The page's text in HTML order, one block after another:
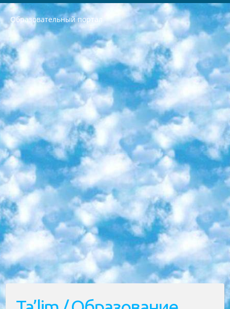
Образовательный портал
РЕСПУБЛИКА УЗБЕКИСТАН МИНИСТРЕРСТВО ДОШКОЛЬНОГО И ШКОЛЬНОГО ОБРАЗОВАНИЯ КОМАНДА в общеобразовательных учреждениях в 2023-2024 учебном году организация и проведение итоговой государственной аттестации обучающихся о Министра дошкольного и школьного образования Республики Узбекистан от 4 марта 2008 года (постановлением Минюста от 20 марта 2008 года № 1778 государственной регистрации) «Итоговое состояние учащихся общего среднего образования на основании положения об утверждении положения об аттестации общего среднего образования выпускной экзамен студентов в образовательных учреждениях в 2023-2024 учебном году В целях организации и прохождения аттестации приказываю: 1. Следующее: перечень предметов, по которым будет проводиться итоговая государственная аттестация и экзамен формы перевода согласно приложению 1; сертификаты международного образца, оценивающие уровень владения иностранными языками перечень согласно приложению 2; 2. Педагогический при специализированных образовательных учреждениях. научно-практический центр квалификации и международной оценки (Д.Давидова) 2024 г. До 25 марта: задания по предметам, по которым будет проводиться итоговая аттестация разработка и утверждение технических условий; итоговая аттестация на основании разработанного предметного задания разработка вопросов по предметам (устно и письменно), экзамен передача; общеобразовательные средние школы и специальные учебные заведения учащиеся выпускных классов школ и интернатов в агентской системе подготовка базы данных экзаменационных материалов и критериев оценки; перевод базы экзаменационных материалов на все языки обучения подать в Республиканский образовательный центр для изготовления; варианты экзаменов на основе разработанных контрольных материалов пусть будут поставлены задачи формирования. 3. Республиканский образовательный центр (Ш.Худайкулов) до 5 апреля 2024 года. до: база данных предоставленных экзаменационных материалов на все языки обучения перевод и экспертиза; для слепых, слабовидящих, глухих, слабослышащих и умственно отсталых детей учащиеся выпускных классов специализированных школ и школ-интернатов база данных экзаменационных материалов на всех преподаваемых языках подготовка критериев оценки; специализированные школы для умственно отсталых детей и технологии для учащихся выпускных классов школ-интернатов разработка соответствующих рекомендаций и критериев проведения ЕГЭ по естествознанию давать задания. 4. Педагогический при специализированных образовательных учреждениях. Научно-практический центр навыков и международной оценки (Д.Давидова), Республика образовательный центр (Худайкулов Ш.) итоговый государственный аттестационный экзамен ориентирован на творческое и логическое мышление при подготовке базы материалов учитывать введение заданий. 5. Следует отметить, что: сертификат государственного образца о знании общеобразовательного предмета и как минимум национальный уровень B1 по предметам на иностранных языках, указанным в Приложении 2. или международно признанный сертификат эквивалентного уровня студенты, изучающие определенный предмет, освобождаются от экзамена; по соответствующим предметам запланирована итоговая государственная аттестация за день до дня, путем жеребьевки Рабочей группой (в письменной форме по предметам, проводимым в форме) из числа сформированных вариантов выбрано 2 варианта; 2 выбранных варианта экзамена анонсированы на официальном сайте министерства и все выпускники по всей стране на основе этих вариантов проводит итоговую государственную аттестацию. 6. Государственное образование учащихся средних общеобразовательных учреждений. знания в соответствии с квалификационными требованиями, которые необходимо приобрести на основании стандартов итоговый (выпускной) контроль для 9 и 11 классов в целях тестирования Экзамены (далее – экзамены) состоят из предметов, перечисленных в приложении 1. будет сделано. 7. Экзамены пройдут с 26 мая по 15 июня 2024 г. (кроме науки физического воспитания). 8. Физическая для учащихся 9 классов общесредних образовательных учреждений. Экзамены по предмету «Образование, квалификация медицина» 1-6 мая 2024 года. сотрудники перевести под присмотр (с отклонениями в физическом или умственном развитии) специализированная школа для детей, школы-интернаты и со сколиозом школы-интернаты санаторного типа для больных детей исключены). 9. Он был слепым, слабовидящим и имел нарушения опорно-двигательного аппарата. экзамены в специализированных школах и интернатах для детей должны проводиться исходя из требований, предъявляемых к общеобразовательным учреждениям (физкультура кроме науки). 10. Специализированная школа для глухих и слабослышащих детей. и экзамены в интернатах и быть реализован в виде письменного теста по математике. 11. Специальность для умственно отсталых детей. Для 9 класса Родной язык и литературное письмо Государственный язык (язык обучения – узбекский). для неклассов) написано Математическое письмо Письменная/устная история Узбекистана Физическое воспитание практично Итоговый контроль Для 11 класса Написание родного языка и литературы (эссе) Математическое письмо Узбекский язык (обучение на узбекском языке) не посещающее общее среднее образование для учреждений)/Образовательное учреждение выбор письменный и устный Иностранный язык письменный/устный Письменная/устная история Узбекистана *По выбору студента:  Химия  Физика  Основы государственного права  География 10 бесплатных образовательных ресурсов - Мы составили подборку онлайн-проектов с интерактивными упражнениями, видеолекциями и статьями. Они помогут вам обрести новые и освежить старые знания бесплатно. 1. «ИНТУИТ» Старейшая образовательная площадка Рунета. Здесь вы найдёте сотни текстовых и видеокурсов на десятки различных тем — от программирования до психологии. Многие курсы подготовлены российскими университетами и крупными международными компаниями вроде Intel и Microsoft. Самостоятельное обучение бесплатное, но желающие могут оплатить услуги персональных наставников. 2. «Смартия» знакомит с актуальными профессиями и подсказывает, как им обучаться. Выбрав заинтересовавшую вас специальность — SMM-специалист, фотограф, веб-дизайнер или другую, — увидите список необходимых для неё умений. Чтобы вы могли освоить их самостоятельно, для каждого умения площадка отображает подборку ссылок на учебные материалы. Хотя «Смартия» ориентируется на русскоязычную аудиторию, часть контента всё же доступна только на английском. 3. «Лекторий Физтеха» Проект Московского физико-технического института (Физтеха). С его помощью вы можете смотреть онлайн серии лекций, записанные на видео в этом вузе. В числе доступных предметов — физика, биология, химия, информационные технологии и другие. К некоторым лекциям администрация ресурса прилагает готовые конспекты, которые можно скачивать в PDF-формате. 4. ITMOcourses Онлайн-площадка Санкт-Петербургского национального исследовательского университета информационных технологий, механики и оптики (ИТМО). Ресурс предоставляет свободный доступ к курсам, разработанным в этом вузе. Каталог материалов разбит на четыре категории: «Оптические системы и технологии», «Приборостроение и робототехника», «Информационные технологии» и «Биотехнологии». Курсы состоят из видеолекций, интерактивных демонстраций и заданий. 5. «КиберЛенинка» Электронная научная библиотека открытого доступа. Каталог площадки регулярно обрастает текстами статей из различных научных изданий. Сгруппированные по журналам и рубрикам публикации можно читать онлайн или скачивать целиком в PDF-формате. Проект нацелен на популяризацию науки за счёт открытого доступа к качественной информации. 6. «ПостНаука» На этом ресурсе публикуют подборки видеолекций, составленные экспертами из разных отраслей и объединённые общими темами. Среди них, к примеру, есть серии «Биоинформатика и геномика», «Культура средневековой Скандинавии» и Cinema Studies о теории кино. Каждая подборка лекций — логически связанная история, рассказанная экспертом от первого лица. Кроме того, на сайте появляются научно-образовательные статьи и тесты на разные темы. 7. «Newочём» Команда проекта «Newочём» отбирает самые интересные тексты из англоязычных СМИ и переводит те из них, за которые голосуют участники сообщества «ВКонтакте». По большей части это научно-популярные статьи. Редакторы придумывают лишь заголовки, в остальном содержание переводов соответствует оригиналам. Полные тексты можно читать прямо в социальной сети. 8. InternetUrok Онлайн-база материалов по основным дисциплинам школьной программы. Информация на сайте структурирована по классам, предметам и темам (урокам). Каждый урок состоит из видеолекций и конспектов. Есть также интерактивные тренажёры и тесты для закрепления пройденного материала. Даже если вы давно окончили школу, возможность повторить программу старших классов всегда может пригодиться. 9. Edutainme Ещё один ресурс об образовании. В отличие от Newtonew, как мне кажется, Edutainme больше ориентируется на представителей индустрии: педагогов, предпринимателей, разработчиков образовательных проектов. Но и любой, кто просто стремится к саморазвитию, найдёт на сайте много полезного и интересного для себя. Например, информацию о новых курсах и образовательных сервисах. 10. Newtonew Онлайн-медиа об образовании и обучении в широком смысле. Авторы Newtonew пишут об инструментах, заведениях, тактиках и стратегиях, которые помогают учить других и получать новые знания самостоятельно. На этой площадке вы найдёте новости, обзоры, аналитические мат